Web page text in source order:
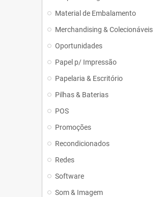
Material de Embalamento
Merchandising & Colecionáveis
Oportunidades
Papel p/ Impressão
Papelaria & Escritório
Pilhas & Baterias
POS
Promoções
Recondicionados
Redes
Software
Som & Imagem